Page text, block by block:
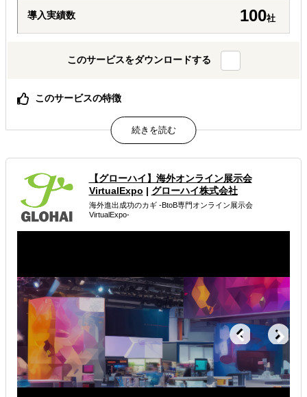
導入実績数 100社
このサービスをダウンロードする
このサービスの特徴
アジア圏における3,000件以上のコンサルティングプロジ
ェクト経験に基づく、海外市場向け営業ページ設計＆広告
プロジェクト着手から3ヶ月で成果を創出するスピード
資産を構築
属するジャンル
解決できる課題
自社事業に最適な進出形態を知りたい
自社商材に最適な販売方法を知りたい
オンラインで販路開拓したい
【グローハイ】海外オンライン展示会
VirtualExpo | グローハイ株式会社
海外進出成功のカギ -BtoB専門オンライン展示会
VirtualExpo-